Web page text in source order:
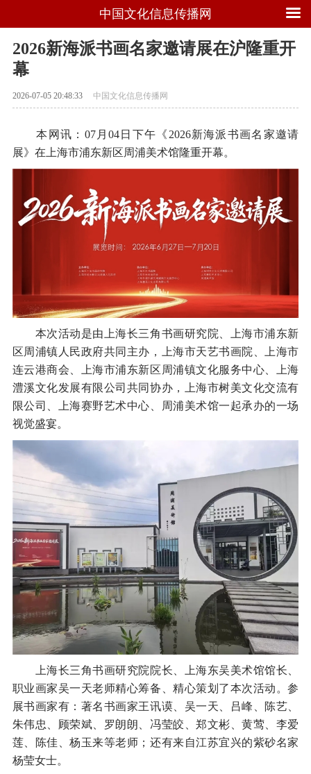
中国文化信息传播网
2026新海派书画名家邀请展在沪隆重开
幕
2026-07-05 20:48:33 中国文化信息传播网
本网讯：07月04日下午《2026新海派书画名家邀请
展》在上海市浦东新区周浦美术馆隆重开幕。
本次活动是由上海长三角书画研究院、上海市浦东新
区周浦镇人民政府共同主办，上海市天艺书画院、上海市
连云港商会、上海市浦东新区周浦镇文化服务中心、上海
澧溪文化发展有限公司共同协办，上海市树美文化交流有
限公司、上海赛野艺术中心、周浦美术馆一起承办的一场
视觉盛宴。
上海长三角书画研究院院长、上海东吴美术馆馆长、
职业画家吴一天老师精心筹备、精心策划了本次活动。参
展书画家有：著名书画家王讯谟、吴一天、吕峰、陈艺、
朱伟忠、顾荣斌、罗朗朗、冯莹皎、郑文彬、黄莺、李爱
莲、陈佳、杨玉来等老师；还有来自江苏宜兴的紫砂名家
杨莹女士。